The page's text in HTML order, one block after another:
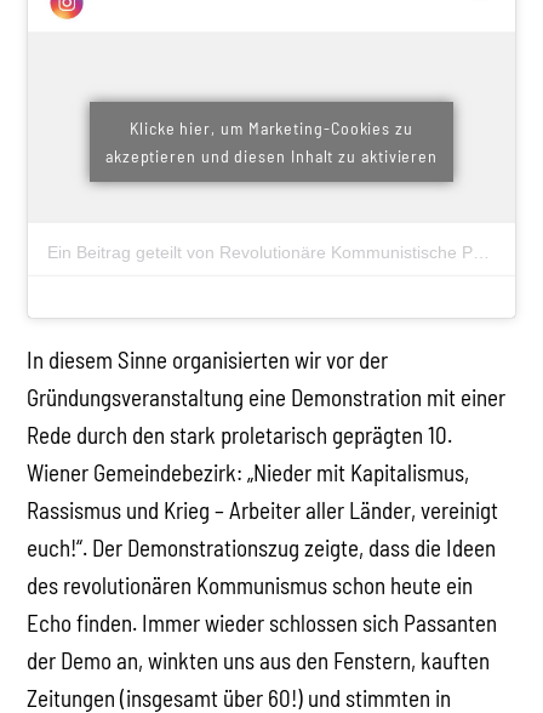
Klicke hier, um Marketing-Cookies zu
akzeptieren und diesen Inhalt zu aktivieren
In diesem Sinne organisierten wir vor der
Gründungsveranstaltung eine Demonstration mit einer
Rede durch den stark proletarisch geprägten 10.
Wiener Gemeindebezirk: „Nieder mit Kapitalismus,
Rassismus und Krieg – Arbeiter aller Länder, vereinigt
euch!“. Der Demonstrationszug zeigte, dass die Ideen
des revolutionären Kommunismus schon heute ein
Echo finden. Immer wieder schlossen sich Passanten
der Demo an, winkten uns aus den Fenstern, kauften
Zeitungen (insgesamt über 60!) und stimmten in